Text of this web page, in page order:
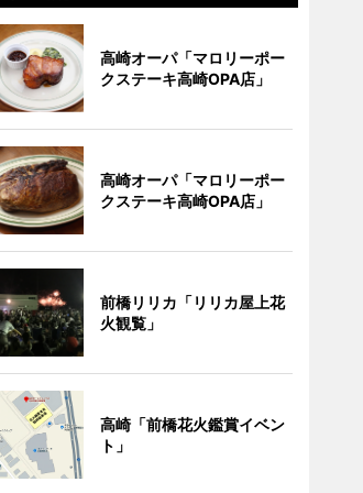
高崎オーパ「マロリーポー
クステーキ高崎OPA店」
高崎オーパ「マロリーポー
クステーキ高崎OPA店」
前橋リリカ「リリカ屋上花
火観覧」
高崎「前橋花火鑑賞イベン
ト」